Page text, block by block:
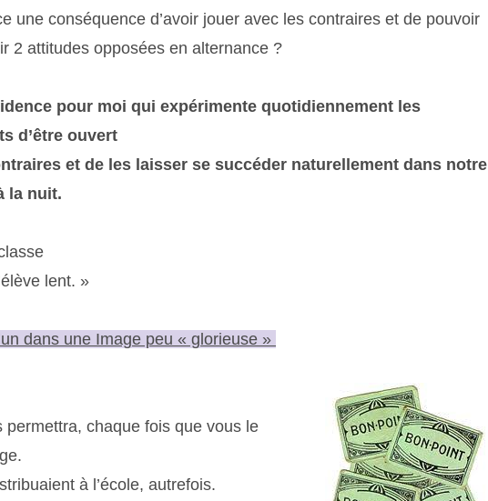
une conséquence d’avoir jouer avec les contraires et de pouvoir
2 attitudes opposées en alternance ?
pour moi qui expérimente quotidiennement les
d’être ouvert
et de les laisser se succéder naturellement dans notre
la nuit.
lent. »
dans une Image peu « glorieuse »
chaque fois que vous le
à l’école, autrefois.